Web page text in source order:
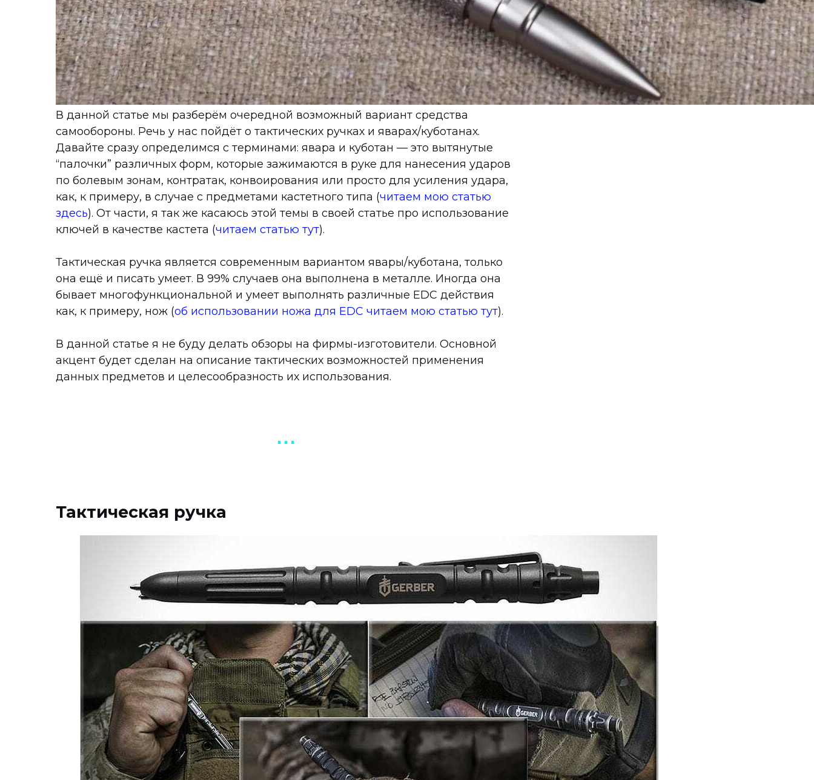
В данной статье мы разберём очередной возможный вариант средства
самообороны. Речь у нас пойдёт о тактических ручках и яварах/куботанах.
Давайте сразу определимся с терминами: явара и куботан — это вытянутые
“палочки” различных форм, которые зажимаются в руке для нанесения ударов
по болевым зонам, контратак, конвоирования или просто для усиления удара,
как, к примеру, в случае с предметами кастетного типа (читаем мою статью
здесь). От части, я так же касаюсь этой темы в своей статье про использование
ключей в качестве кастета (читаем статью тут).
Тактическая ручка является современным вариантом явары/куботана, только
она ещё и писать умеет. В 99% случаев она выполнена в металле. Иногда она
бывает многофункциональной и умеет выполнять различные EDC действия
как, к примеру, нож (об использовании ножа для EDC читаем мою статью тут).
В данной статье я не буду делать обзоры на фирмы-изготовители. Основной
акцент будет сделан на описание тактических возможностей применения
данных предметов и целесообразность их использования.
▪︎ ▪︎ ▪︎
Тактическая ручка